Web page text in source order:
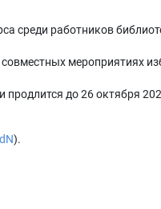
среди работников
мероприятиях
продлится до 26 октября
).